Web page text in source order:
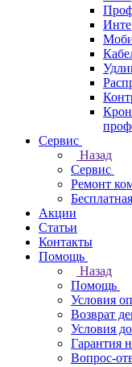
Сервис
Назад
Сервис
Ремонт
Акции
Статьи
Контакты
Помощь
Назад
Помощь
Условия
Возврат
Условия
Гарантия
Вопрос-